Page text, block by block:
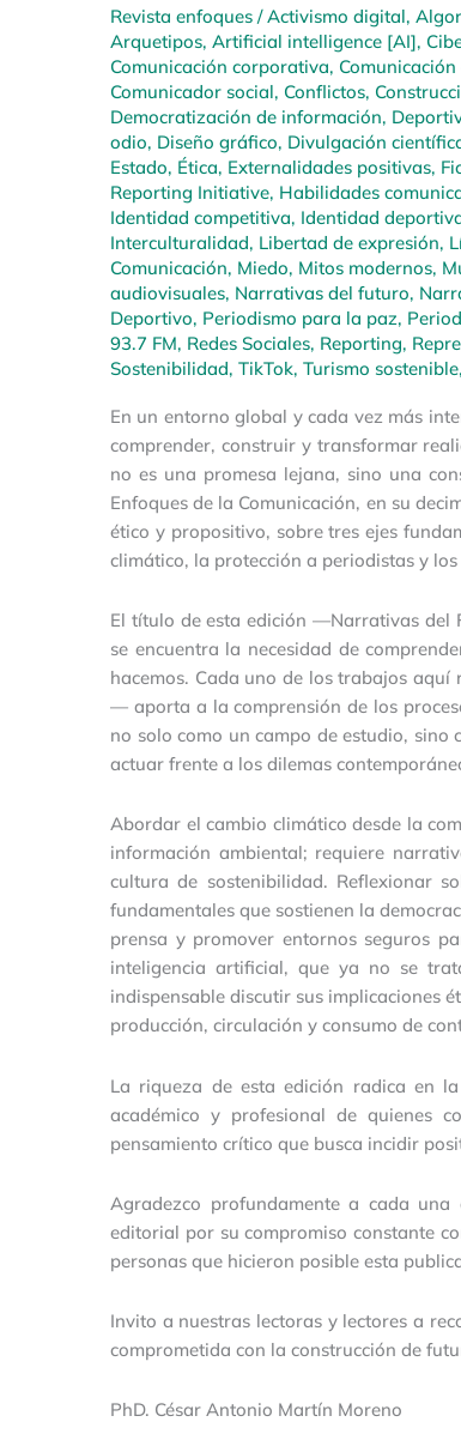
Revista enfoques /Activismo digital,
Arquetipos, Artificial intelligence [AI],
Comunicación corporativa,
Comunicador social, Conflictos,
Democratización de información,
odio, Diseño gráfico, Divulgación
Estado, Ética, Externalidades positivas,
Reporting Initiative, Habilidades
Identidad competitiva, Identidad
Interculturalidad, Libertad de expresión,
Comunicación, Miedo, Mitos modernos,
audiovisuales, Narrativas del futuro,
Deportivo, Periodismo para la paz,
93.7 FM, Redes Sociales, Reporting,
Sostenibilidad, TikTok, Turismo sostenible,
En un entorno global y cada vez más
comprender, construir y transformar
no es una promesa lejana, sino una
Enfoques de la Comunicación, en su
ético y propositivo, sobre tres ejes
climático, la protección a periodistas y
El título de esta edición —Narrativas del
se encuentra la necesidad de
hacemos. Cada uno de los trabajos
— aporta a la comprensión de los
no solo como un campo de estudio,
actuar frente a los dilemas
Abordar el cambio climático desde la
información ambiental; requiere
cultura de sostenibilidad. Reflexionar
fundamentales que sostienen la
prensa y promover entornos seguros
inteligencia artificial, que ya no se
indispensable discutir sus implicaciones
producción, circulación y consumo de
La riqueza de esta edición radica en
académico y profesional de quienes
pensamiento crítico que busca incidir
Agradezco profundamente a cada
editorial por su compromiso constante
personas que hicieron posible esta
Invito a nuestras lectoras y lectores a
comprometida con la construcción de
PhD. César Antonio Martín Moreno